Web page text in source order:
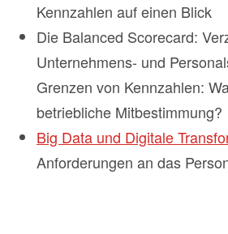
Kennzahlen auf einen Blick
Die Balanced Scorecard:
Unternehmens- und
Grenzen von Kennzahlen:
betriebliche Mitbestimmung?
Big Data und Digitale
Anforderungen an das